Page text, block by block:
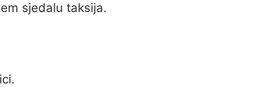
sjedalu taksija.